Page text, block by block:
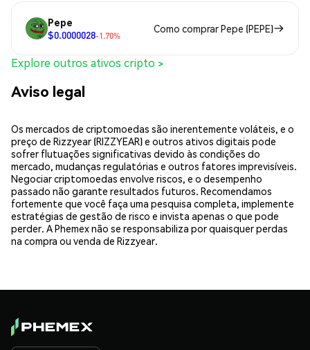
Pepe
$0.0000028-1.70%
Como comprar Pepe (PEPE)
Explore outros ativos cripto >
Aviso legal
Os mercados de criptomoedas são inerentemente voláteis, e o
preço de Rizzyear (RIZZYEAR) e outros ativos digitais pode
sofrer flutuações significativas devido às condições do
mercado, mudanças regulatórias e outros fatores imprevisíveis.
Negociar criptomoedas envolve riscos, e o desempenho
passado não garante resultados futuros. Recomendamos
fortemente que você faça uma pesquisa completa, implemente
estratégias de gestão de risco e invista apenas o que pode
perder. A Phemex não se responsabiliza por quaisquer perdas
na compra ou venda de Rizzyear.